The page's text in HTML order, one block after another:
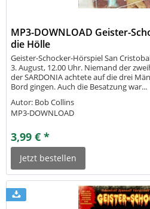
MP3-DOWNLOAD Geister-
die Hölle
Geister-Schocker-Hörspiel San
3. August, 12.00 Uhr. Niemand der
der SARDONIA achtete auf die drei
Bord gingen. Auch die Besatzung war...
Autor: Bob Collins
MP3-DOWNLOAD
3,99 € *
Jetzt bestellen